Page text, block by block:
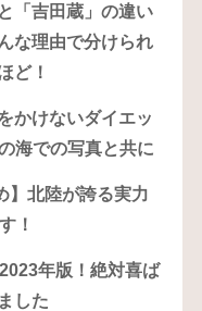
「吉田蔵」の違い
な理由で分けられ
ど！
かけないダイエッ
海での写真と共に
】北陸が誇る実力
！
年版！絶対喜ば
した